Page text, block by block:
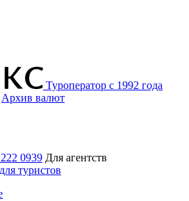
Туроператор с 1992 года
Архив валют
0939 Для агентств
туристов